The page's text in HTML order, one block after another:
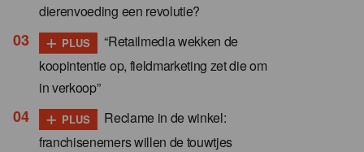
dierenvoeding een revolutie?
+ PLUS
“Retailmedia wekken de
koopintentie op, fieldmarketing zet die om
in verkoop”
+ PLUS
Reclame in de winkel:
franchisenemers willen de touwtjes